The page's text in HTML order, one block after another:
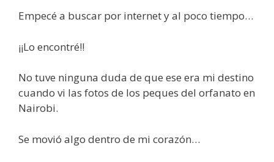
Empecé a buscar por internet y al poco tiempo…
¡¡Lo encontré!!
No tuve ninguna duda de que ese era mi destino
cuando vi las fotos de los peques del orfanato en
Nairobi.
Se movió algo dentro de mi corazón…